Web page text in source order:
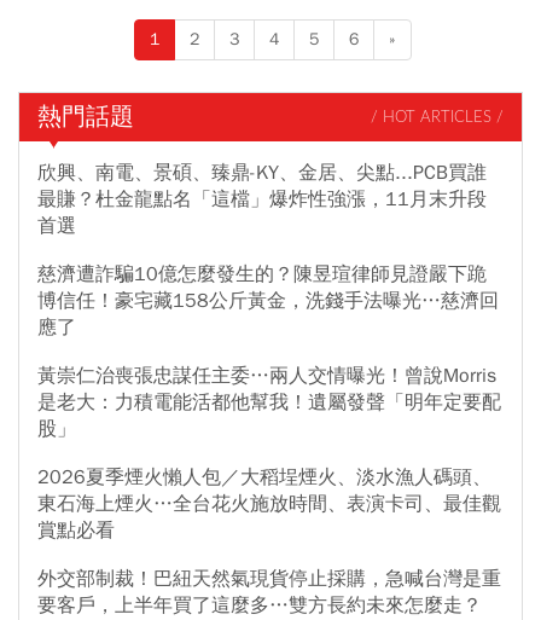
1 2 3 4 5 6 »
熱門話題 / HOT ARTICLES /
欣興、南電、景碩、臻鼎-KY、金居、尖點...PCB買誰
最賺？杜金龍點名「這檔」爆炸性強漲，11月末升段
首選
慈濟遭詐騙10億怎麼發生的？陳昱瑄律師見證嚴下跪
博信任！豪宅藏158公斤黃金，洗錢手法曝光…慈濟回
應了
黃崇仁治喪張忠謀任主委…兩人交情曝光！曾說Morris
是老大：力積電能活都他幫我！遺屬發聲「明年定要配
股」
2026夏季煙火懶人包／大稻埕煙火、淡水漁人碼頭、
東石海上煙火…全台花火施放時間、表演卡司、最佳觀
賞點必看
外交部制裁！巴紐天然氣現貨停止採購，急喊台灣是重
要客戶，上半年買了這麼多…雙方長約未來怎麼走？